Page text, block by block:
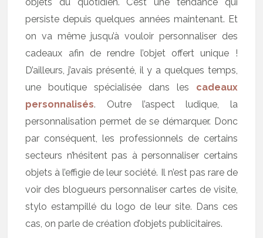
persiste depuis quelques années maintenant. Et
on va même jusqu’à vouloir personnaliser des
cadeaux afin de rendre l’objet offert unique !
D’ailleurs, j’avais présenté, il y a quelques temps,
une boutique spécialisée dans les cadeaux
personnalisés. Outre l’aspect ludique, la
personnalisation permet de se démarquer. Donc
par conséquent, les professionnels de certains
secteurs n’hésitent pas à personnaliser certains
objets à l’effigie de leur société. Il n’est pas rare de
voir des blogueurs personnaliser cartes de visite,
stylo estampillé du logo de leur site. Dans ces
cas, on parle de création d’objets publicitaires.